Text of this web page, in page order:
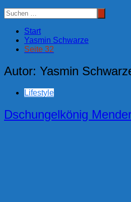
Start
Yasmin Schwarze
Seite 32
Autor: Yasmin
Lifestyle
Dschungelkönig